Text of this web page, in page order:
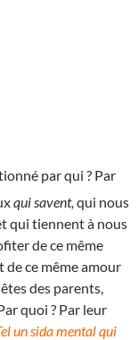
par qui ? Par
qui savent, qui nous
qui tiennent à nous
de ce même
de ce même amour
des parents,
quoi ? Par leur
un sida mental qui